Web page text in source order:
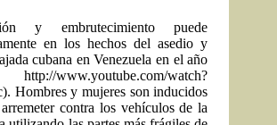
y embrutecimiento puede
en los hechos del asedio y
cubana en Venezuela en el año
www.youtube.com/watch?
Hombres y mujeres son inducidos
contra los vehículos de la